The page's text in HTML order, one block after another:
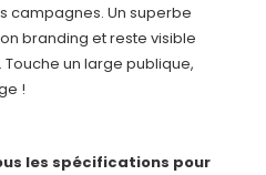
campagnes. Un superbe
branding et reste visible
un large publique,
!
les spécifications pour